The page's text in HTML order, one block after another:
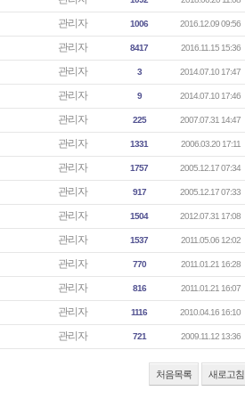
관리자 1006 2016.12.09 09:56
관리자 8417 2016.11.15 15:36
관리자 3 2014.07.10 17:47
관리자 9 2014.07.10 17:46
관리자 225 2007.07.31 14:47
관리자 1331 2006.03.20 17:11
관리자 1757 2005.12.17 07:34
관리자 917 2005.12.17 07:33
관리자 1504 2012.07.31 17:08
관리자 1537 2011.05.06 12:02
관리자 770 2011.01.21 16:28
관리자 816 2011.01.21 16:07
관리자 1116 2010.04.16 16:10
관리자 721 2009.11.12 13:36
처음목록 새로고침